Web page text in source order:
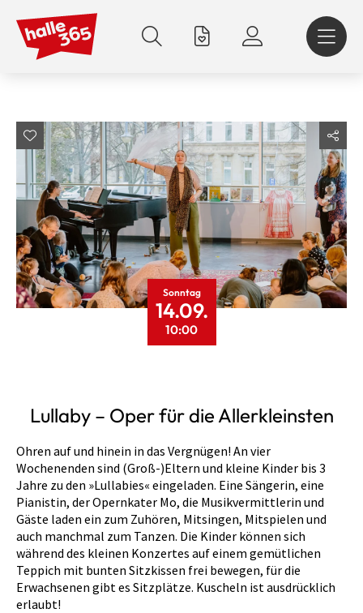
zum
Inhalt
Sonntag
14.09.
10:00
Lullaby – Oper für die Allerkleinsten
Ohren auf und hinein in das Vergnügen! An vier
Wochenenden sind (Groß-)Eltern und kleine Kinder bis 3
Jahre zu den »Lullabies« eingeladen. Eine Sängerin, eine
Pianistin, der Opernkater Mo, die Musikvermittlerin und
Gäste laden ein zum Zuhören, Mitsingen, Mitspielen und
auch manchmal zum Tanzen. Die Kinder können sich
während des kleinen Konzertes auf einem gemütlichen
Teppich mit bunten Sitzkissen frei bewegen, für die
Erwachsenen gibt es Sitzplätze. Kuscheln ist ausdrücklich
erlaubt!